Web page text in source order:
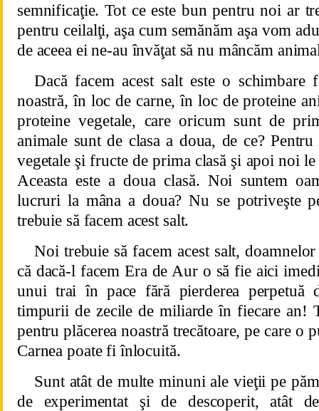
semnificaţie. Tot ce este bun pentru noi ar
pentru ceilalţi, aşa cum semănăm aşa vom
de aceea ei ne-au învăţat să nu mâncăm
Dacă facem acest salt este o schimbare
noastră, în loc de carne, în loc de proteine
proteine vegetale, care oricum sunt de
animale sunt de clasa a doua, de ce?
vegetale şi fructe de prima clasă şi apoi noi
Aceasta este a doua clasă. Noi suntem
lucruri la mâna a doua? Nu se potriveşte
trebuie să facem acest salt.
Noi trebuie să facem acest salt,
că dacă‑l facem Era de Aur o să fie aici
unui trai în pace fără pierderea perpetuă
timpurii de zecile de miliarde în fiecare an!
pentru plăcerea noastră trecătoare, pe care o
Carnea poate fi înlocuită.
Sunt atât de multe minuni ale vieţii pe
de experimentat şi de descoperit, atât